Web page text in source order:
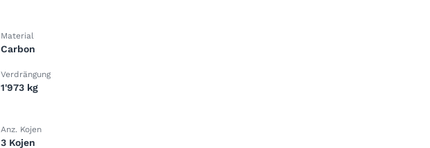
Material
Carbon
Verdrängung
1'973 kg
Anz. Kojen
3 Kojen